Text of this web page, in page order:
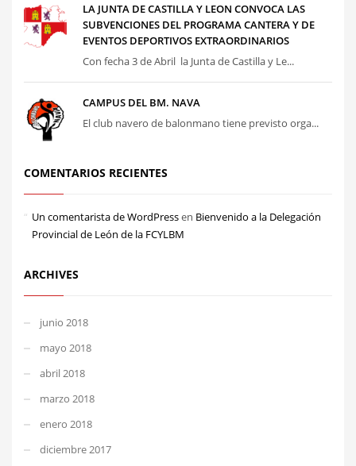
LA JUNTA DE CASTILLA Y LEON CONVOCA LAS
SUBVENCIONES DEL PROGRAMA CANTERA Y DE
EVENTOS DEPORTIVOS EXTRAORDINARIOS
Con fecha 3 de Abril la Junta de Castilla y Le...
CAMPUS DEL BM. NAVA
El club navero de balonmano tiene previsto orga...
COMENTARIOS RECIENTES
Un comentarista de WordPressen Bienvenido a la Delegación
Provincial de León de la FCYLBM
ARCHIVES
junio 2018
mayo 2018
abril 2018
marzo 2018
enero 2018
diciembre 2017